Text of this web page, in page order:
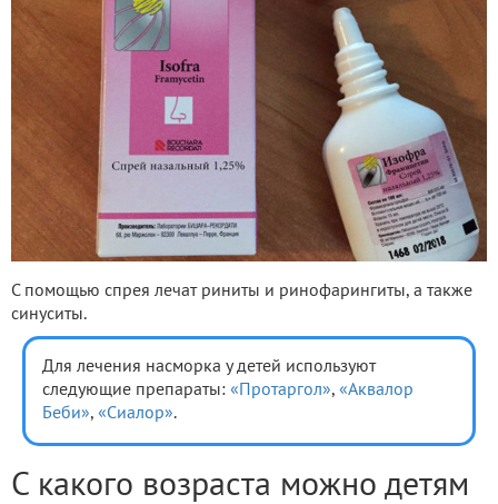
С помощью спрея лечат риниты и ринофарингиты, а также
синуситы.
Для лечения насморка у детей используют
следующие препараты: «Протаргол», «Аквалор
Беби», «Сиалор».
С какого возраста можно детям